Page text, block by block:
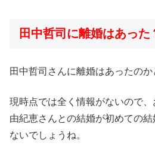
田中哲司に離婚はあった
田中哲司さんに離婚はあったのか
現時点では全く情報がないので
由紀恵さんとの結婚が初めての
ないでしょうね。